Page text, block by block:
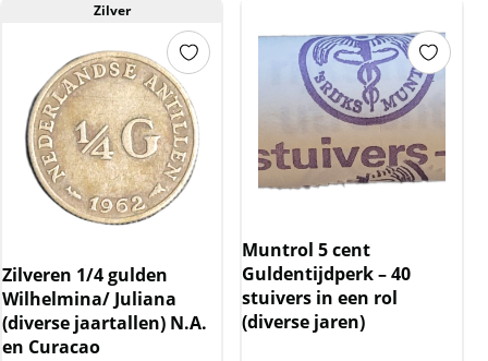
Zilver
Zilveren 1/4 gulden
Wilhelmina/ Juliana
(diverse jaartallen) N.A.
en Curacao
Muntrol 5 cent
Guldentijdperk – 40
stuivers in een rol
(diverse jaren)